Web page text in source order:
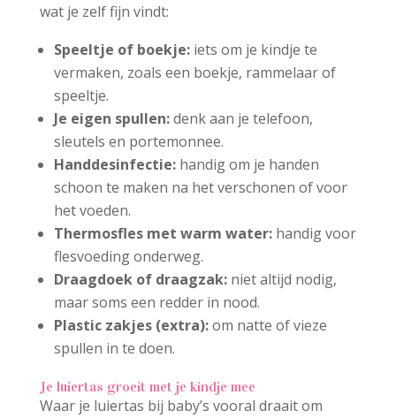
wat je zelf fijn vindt:
Speeltje of boekje:iets om je kindje te
vermaken, zoals een boekje, rammelaar of
speeltje.
Je eigen spullen:denk aan je telefoon,
sleutels en portemonnee.
Handdesinfectie:handig om je handen
schoon te maken na het verschonen of voor
het voeden.
Thermosfles met warm water:handig voor
flesvoeding onderweg.
Draagdoek of draagzak:niet altijd nodig,
maar soms een redder in nood.
Plastic zakjes (extra):om natte of vieze
spullen in te doen.
Je luiertas groeit met je kindje mee
Waar je luiertas bij baby’s vooral draait om